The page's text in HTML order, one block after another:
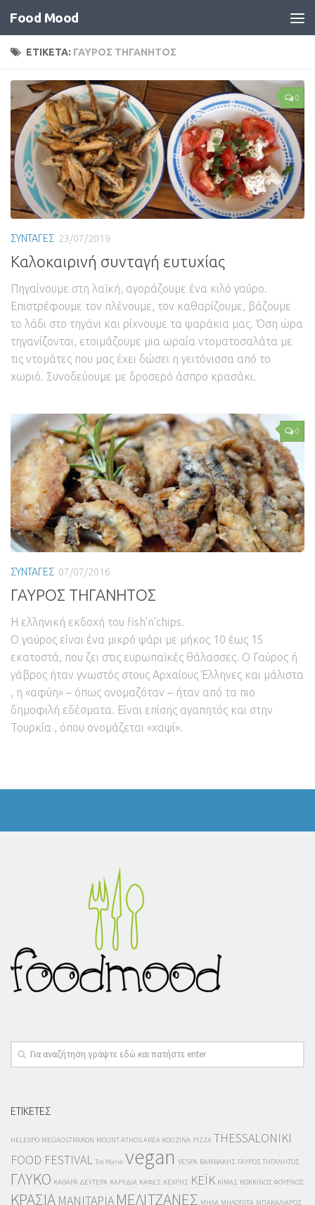
Food Mood
ΕΤΙΚΕΤΑ: ΓΑΥΡΟΣ ΤΗΓΑΝΗΤΟΣ
0
ΣΥΝΤΑΓΕΣ 23/07/2019
Καλοκαιρινή συνταγή ευτυχίας
Πηγαίνουμε στη λαϊκή, αγοράζουμε ένα κιλό γαύρο.
Επιστρέφουμε τον πλένουμε, τον καθαρίζουμε, βάζουμε
το λάδι στο τηγάνι και ρίχνουμε τα ψαράκια μας. Όση ώρα
τηγανίζονται, ετοιμάζουμε μια ωραία ντοματοσαλάτα με
τις ντομάτες που μας έχει δώσει η γειτόνισσα από το
χωριό. Συνοδεύουμε με δροσερό άσπρο κρασάκι.
0
ΣΥΝΤΑΓΕΣ 07/07/2016
ΓΑΥΡΟΣ ΤΗΓΑΝΗΤΟΣ
Η ελληνική εκδοχή του fish’n’chips.
Ο γαύρος είναι ένα μικρό ψάρι με μήκος 10 έως 15
εκατοστά, που ζει στις ευρωπαϊκές θάλασσες. Ο Γαύρος ή
γάβρος ήταν γνωστός στους Αρχαίους Έλληνες και μάλιστα
, η «αφύη» – όπως ονομαζόταν – ήταν από τα πιο
δημοφιλή εδέσματα. Είναι επίσης αγαπητός και στην
Τουρκία , όπου ονομάζεται «χαψί».
ΕΤΙΚΕΤΕΣ
HELEXPO MEGAOSTRAKON MOUNT ATHOS AREA KOUZINA PIZZA THESSALONIKI
FOOD FESTIVAL Tre Marie vegan VESPA ΒΑΜΒΑΚΗΣ ΓΑΥΡΟΣ ΤΗΓΑΝΗΤΟΣ
ΓΛΥΚΟ ΚΑΘΑΡΑ ΔΕΥΤΕΡΑ ΚΑΡΥΔΙΑ ΚΑΦΕΣ ΚΕΧΡΗΣ ΚΕΪΚ ΚΙΜΑΣ ΚΟΚΚΙΝΟΣ ΦΟΥΡΝΟΣ
ΚΡΑΣΙΑ ΜΑΝΙΤΑΡΙΑ ΜΕΛΙΤΖΑΝΕΣ ΜΗΛΑ ΜΗΛΟΠΙΤΑ ΜΠΑΚΑΛΙΑΡΟΣ